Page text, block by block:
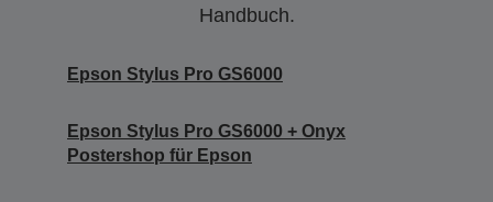
Handbuch.
Epson Stylus Pro GS6000
Epson Stylus Pro GS6000 + Onyx
Postershop für Epson